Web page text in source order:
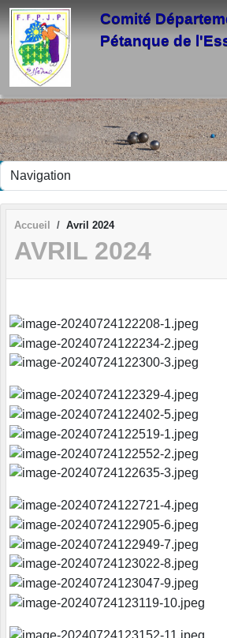
Comité
Pétanque de
Accueil Avril 2024
AVRIL 2024
Panneau de gestion des cookies